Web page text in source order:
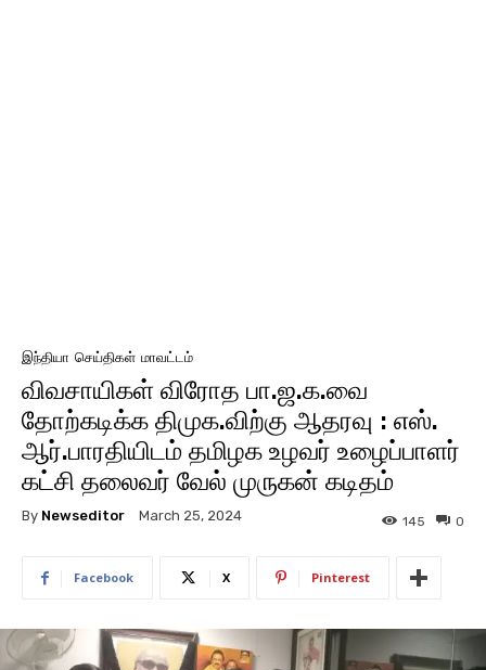
இந்தியா செய்திகள் மாவட்டம்
விவசாயிகள் விரோத பா.ஜ.க.வை
தோற்கடிக்க திமுக.விற்கு ஆதரவு : எஸ்.
ஆர்.பாரதியிடம் தமிழக உழவர் உழைப்பாளர்
கட்சி தலைவர் வேல் முருகன் கடிதம்
By Newseditor March 25, 2024 0
145
Facebook X Pinterest